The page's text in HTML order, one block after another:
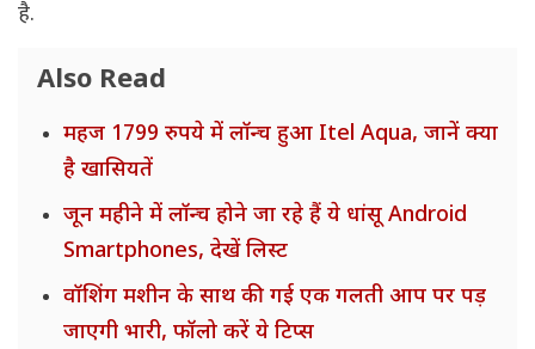
है.
Also Read
महज 1799 रुपये में लॉन्च हुआ Itel Aqua, जानें क्या
है खासियतें
जून महीने में लॉन्च होने जा रहे हैं ये धांसू Android
Smartphones, देखें लिस्ट
वॉशिंग मशीन के साथ की गई एक गलती आप पर पड़
जाएगी भारी, फॉलो करें ये टिप्स